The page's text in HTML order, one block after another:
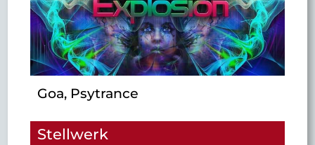
Goa, Psytrance
Stellwerk